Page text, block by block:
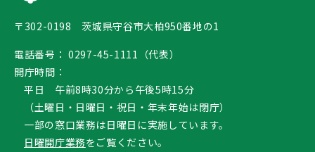
〒302-0198 茨城県守谷市大柏950番地の1
電話番号： 0297-45-1111（代表）
開庁時間：
平日 午前8時30分から午後5時15分
（土曜日・日曜日・祝日・年末年始は閉庁）
一部の窓口業務は日曜日に実施しています。
日曜開庁業務をご覧ください。